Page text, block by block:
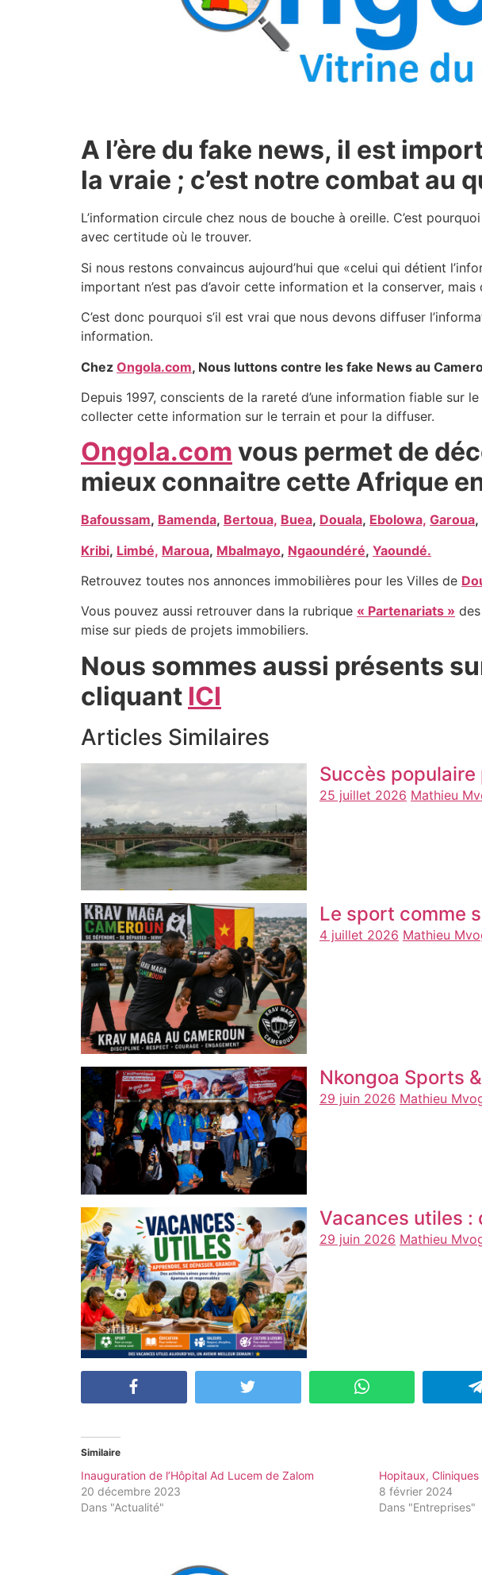
A l’ère du fake news, il est
la vraie ; c’est notre combat au
L’information circule chez nous de bouche à oreille. C’est
avec certitude où le trouver.
Si nous restons convaincus aujourd’hui que «celui qui détient
important n’est pas d’avoir cette information et la conserver,
C’est donc pourquoi s’il est vrai que nous devons diffuser
information.
Chez Ongola.com, Nous luttons contre les fake News au
Depuis 1997, conscients de la rareté d’une information fiable sur
collecter cette information sur le terrain et pour la diffuser.
Ongola.com vous permet de
mieux connaitre cette Afrique
Bafoussam, Bamenda, Bertoua, Buea, Douala, Ebolowa, Garoua,
Kribi, Limbé, Maroua, Mbalmayo, Ngaoundéré, Yaoundé.
Retrouvez toutes nos annonces immobilières pour les Villes de
Vous pouvez aussi retrouver dans la rubrique « Partenariats »
mise sur pieds de projets immobiliers.
Nous sommes aussi présents
cliquant ICI
Articles Similaires
Succès populaire
25 juillet 2026 Mathieu
Le sport comme
4 juillet 2026 Mathieu
Nkongoa Sports
29 juin 2026 Mathieu
Vacances utiles :
29 juin 2026 Mathieu
Similaire
Inauguration de l’Hôpital Ad Lucem de Zalom
20 décembre 2023
Dans "Actualité"
Hopitaux, Cliniques
8 février 2024
Dans "Entreprises"